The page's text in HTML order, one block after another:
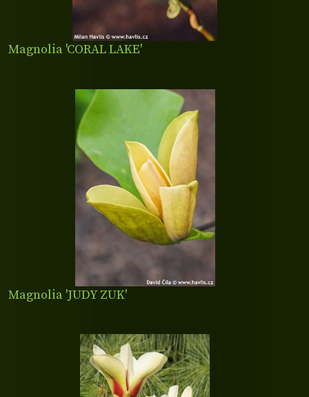
Magnolia 'CORAL LAKE'
Magnolia 'JUDY ZUK'